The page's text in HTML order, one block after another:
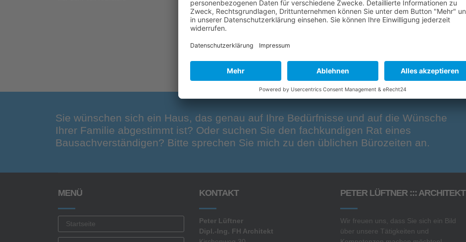
Sie wünschen sich ein Haus, das genau auf Ihre Bedürfnisse und auf die Wünsche
Ihrer Familie abgestimmt ist? Oder suchen Sie den fachkundigen Rat eines
Bausachverständigen? Bitte sprechen Sie mich zu den üblichen Bürozeiten an.
MENÜ
Startseite
KONTAKT
Peter Lüftner
Dipl.-Ing. FH Architekt
PETER LÜFTNER ::: ARCHITEKT
Wir freuen uns, dass Sie sich ein Bild
über unsere Tätigkeiten und